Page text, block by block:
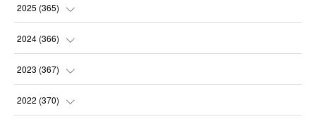
(9)
(31
(30
(31
2025 (365)
(31
(30
(31
2024 (366)
(32
(30
2023 (367)
(31
2022 (370)